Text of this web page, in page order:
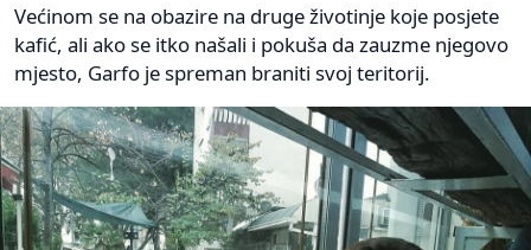
Većinom se na obazire na druge životinje koje posjete
kafić, ali ako se itko našali i pokuša da zauzme njegovo
mjesto, Garfo je spreman braniti svoj teritorij.